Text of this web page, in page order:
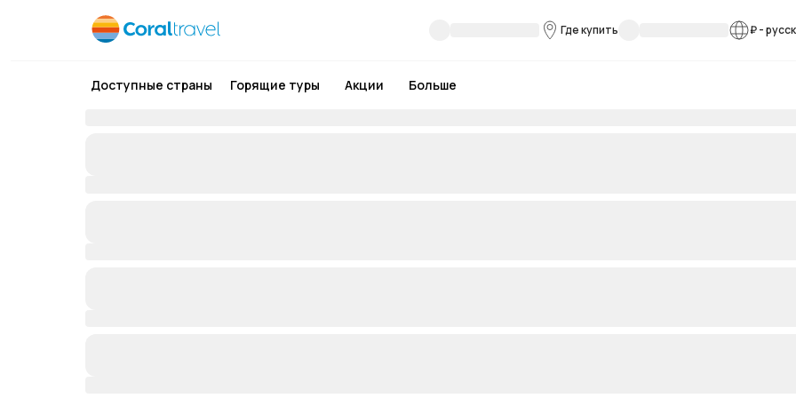
Где купить ₽-
Доступные страны Горящие туры Акции Больше